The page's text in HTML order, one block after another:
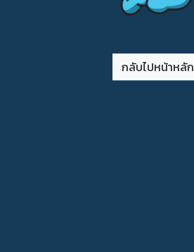
กลับไปหน้าหลัก